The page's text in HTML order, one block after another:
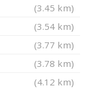
(3.45 km)
(3.54 km)
(3.77 km)
(3.78 km)
(4.12 km)